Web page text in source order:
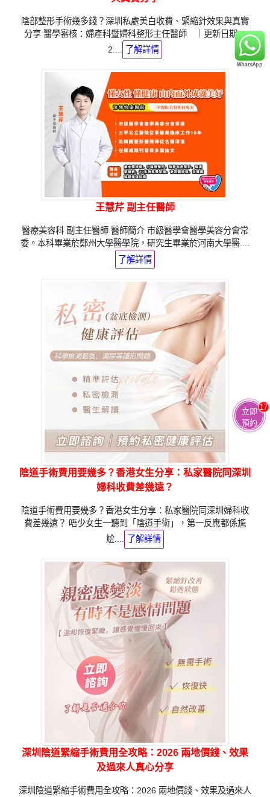
陰部整形手術幾多錢？深圳私處美白收費、緊縮針效果與真實
分享 醫學審核：婦產科暨婦科整形主任醫師 ｜更新日期：
2....
了解詳情
王慧芹 副主任醫師
醫療美容科 副主任醫師 醫師簡介 市級醫學會醫學美容分會常
委。本科畢業於鄭州大學醫學院，研究生畢業於河南大學醫....
了解詳情
陰道手術費用要幾多？香港女生分享：私家醫院同深圳
婦科收費差幾遠？
陰道手術費用要幾多？香港女生分享：私家醫院同深圳婦科收
費差幾遠？ 唔少女生一聽到「陰道手術」，第一反應都係尷
尬....
了解詳情
深圳陰道緊縮手術費用全攻略：2026 兩地價錢、效果
及過來人真心分享
深圳陰道緊縮手術費用全攻略：2026 兩地價錢、效果及過來人
立即
預約
17